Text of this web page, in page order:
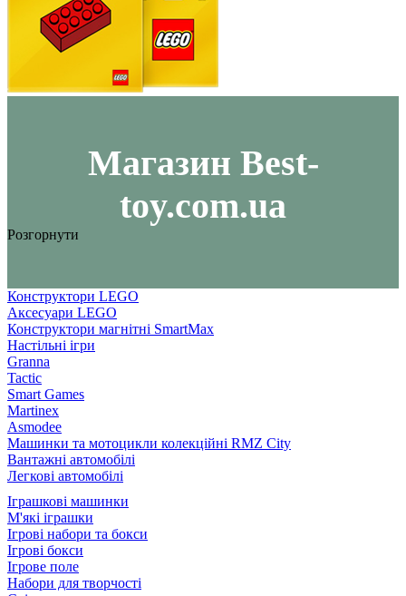
Maгазин Best-
toy.com.ua
Розгорнути
Конструктори LEGO
Аксесуари LEGO
Конструктори магнітні SmartMax
Настільні ігри
Granna
Tactic
Smart Games
Martinex
Asmodee
Машинки та мотоцикли колекційні RMZ City
Вантажні автомобілі
Легкові автомобілі
Іграшкові машинки
М'які іграшки
Ігрові набори та бокси
Ігрові бокси
Ігрове поле
Набори для творчості